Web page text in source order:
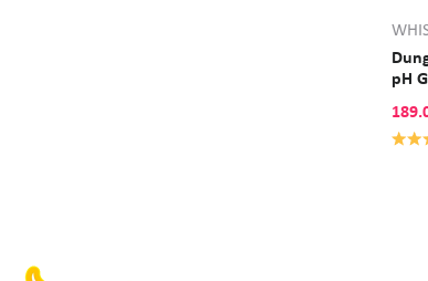
pH